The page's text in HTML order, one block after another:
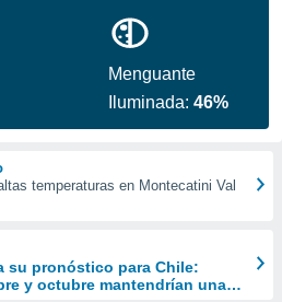
Menguante
Iluminada:46%
temperaturas en Montecatini Val
su pronóstico para Chile:
y octubre mantendrían una